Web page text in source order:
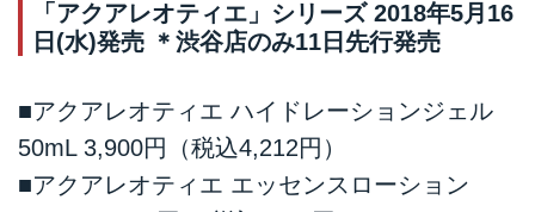
「アクアレオティエ」シリーズ 2018年5月16
日(水)発売 ＊渋谷店のみ11日先行発売
■アクアレオティエ ハイドレーションジェル
50mL 3,900円（税込4,212円）
■アクアレオティエ エッセンスローション